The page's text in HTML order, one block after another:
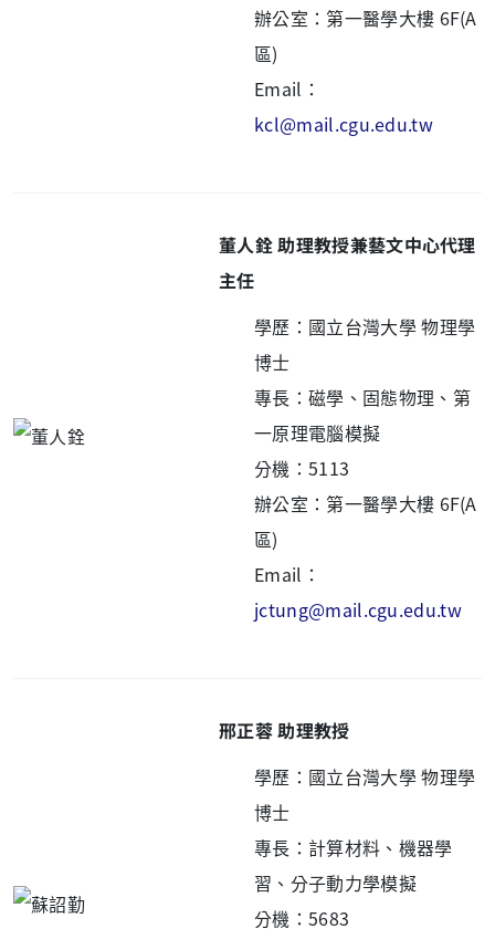
辦公室： 第一醫學大樓 6F(A
區)
Email：
kcl@mail.cgu.edu.tw
董人銓 助理教授兼藝文中心代理
主任
學歷：國立台灣大學 物理學
博士
專長：磁學、固態物理、第
一原理電腦模擬
分機：5113
辦公室： 第一醫學大樓 6F(A
區)
Email：
jctung@mail.cgu.edu.tw
邢正蓉 助理教授
學歷：國立台灣大學 物理學
博士
專長：計算材料、機器學
習、分子動力學模擬
分機：5683